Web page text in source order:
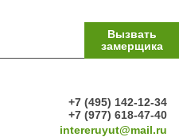
Вызвать
замерщика
+7 (495) 142-12-34
+7 (977) 618-47-40
intereruyut@mail.ru